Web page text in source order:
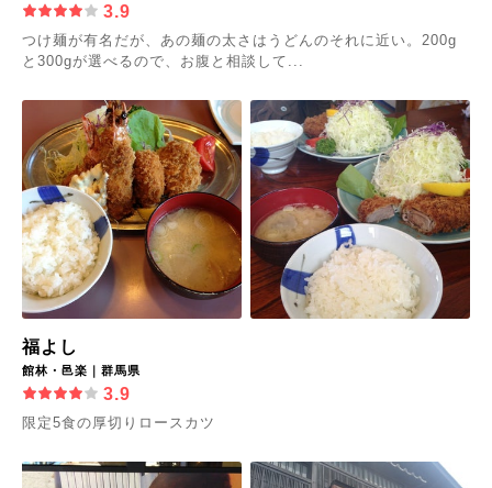
3.9
つけ麺が有名だが、あの麺の太さはうどんのそれに近い。200g
と300gが選べるので、お腹と相談して...
福よし
館林・邑楽｜群馬県
3.9
限定5食の厚切りロースカツ